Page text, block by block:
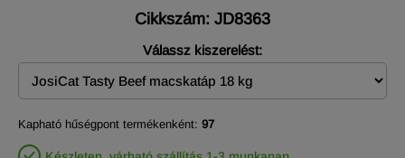
Cikkszám: JD8363
Válassz kiszerelést:
Kapható hűségpont termékenként: 97